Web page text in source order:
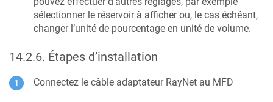
sélectionner le réservoir à afficher ou, le cas échéant,
changer l’unité de pourcentage en unité de volume.
14.2.6. Étapes d’installation
Connectez le câble adaptateur RayNet au MFD